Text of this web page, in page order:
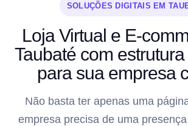
SOLUÇÕES DIGITAIS EM
Loja Virtual e E-
Taubaté com
para sua empresa
Não basta ter apenas uma
empresa precisa de uma